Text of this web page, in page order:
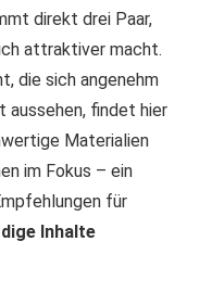
direkt drei Paar,
attraktiver macht.
die sich angenehm
aussehen, findet hier
Materialien
im Fokus – ein
für
Inhalte